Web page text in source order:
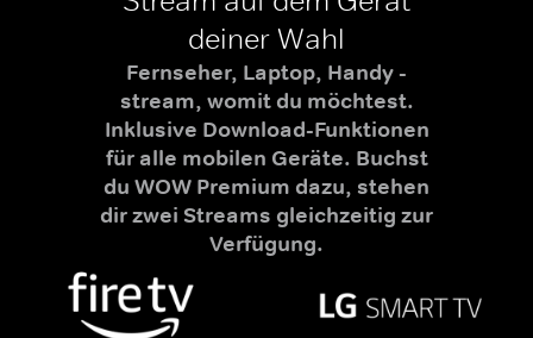
deiner Wahl
Fernseher, Laptop, Handy -
stream, womit du möchtest.
Inklusive Download-Funktionen
für alle mobilen Geräte. Buchst
du WOW Premium dazu, stehen
dir zwei Streams gleichzeitig zur
Verfügung.